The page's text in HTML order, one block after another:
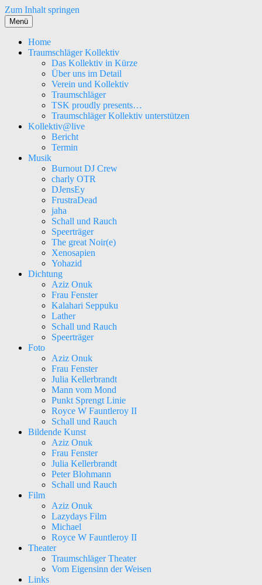
Zum Inhalt springen
Menü
Home
Traumschläger Kollektiv
Das Kollektiv in Kürze
Über uns im Detail
Verein und Kollektiv
Traumschläger
TSK proudly presents…
Traumschläger Kollektiv unterstützen
Kollektiv@live
Bericht
Termin
Musik
Burnout DJ Crew
charly OTR
DJensEy
FrustraDead
jaha
Schall und Rauch
Speerträger
The great Noir(e)
Xenosapien
Yohazid
Dichtung
Aziz Onuk
Frau Fenster
Kalahari Seppuku
Lather
Schall und Rauch
Speerträger
Foto
Aziz Onuk
Frau Fenster
Julia Kellerbrandt
Mann vom Mond
Punkt Sprengt Linie
Royce W Fauntleroy II
Schall und Rauch
Bildende Kunst
Aziz Onuk
Frau Fenster
Julia Kellerbrandt
Peter Blohmann
Schall und Rauch
Film
Aziz Onuk
Lazydays Film
Michael
Royce W Fauntleroy II
Theater
Traumschläger Theater
Vom Eigensinn der Weisen
Links